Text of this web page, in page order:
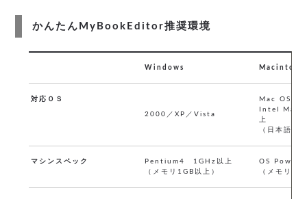
かんたんMyBookEditor推奨環境
Windows Macintosh
対応ＯＳ
2000／XP／Vista
Mac OS X
Intel Mac
上
（日本語版
マシンスペック
Pentium4 1GHz以上
（メモリ1GB以上）
OS
（メモリ